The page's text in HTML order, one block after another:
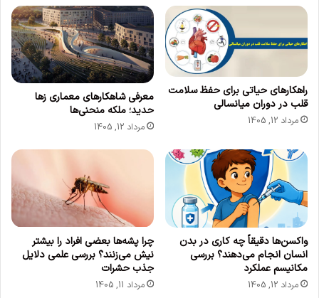
و
م
ک
ل
ف
ر
د
د
م
ف
گ
ا
ه
ی
ک
چ
ا
ل
ه
ف
ض
ا
راهکارهای حیاتی برای حفظ سلامت
قلب در دوران میانسالی
مرداد 12, 1405
معرفی شاهکارهای معماری زها
حدید؛ ملکه منحنی‌ها
مرداد 12, 1405
واکسن‌ها دقیقاً چه کاری در بدن
انسان انجام می‌دهند؟ بررسی
مکانیسم عملکرد
مرداد 12, 1405
چرا پشه‌ها بعضی افراد را بیشتر
نیش می‌زنند؟ بررسی علمی دلایل
جذب حشرات
مرداد 11, 1405